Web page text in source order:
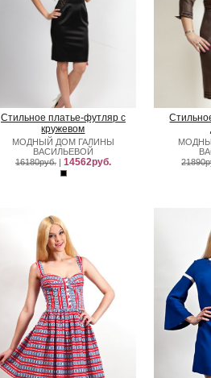
Стильное платье-футляр с
кружевом
МОДНЫЙ ДОМ ГАЛИНЫ
ВАСИЛЬЕВОЙ
16180руб. | 14562руб.